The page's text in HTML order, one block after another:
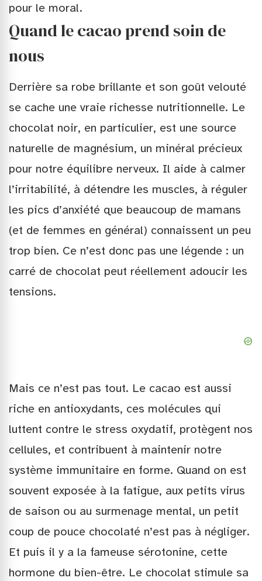
pour le moral.
Quand le cacao prend soin de
nous
Derrière sa robe brillante et son goût velouté
se cache une vraie richesse nutritionnelle. Le
chocolat noir, en particulier, est une source
naturelle de magnésium, un minéral précieux
pour notre équilibre nerveux. Il aide à calmer
l’irritabilité, à détendre les muscles, à réguler
les pics d’anxiété que beaucoup de mamans
(et de femmes en général) connaissent un peu
trop bien. Ce n’est donc pas une légende : un
carré de chocolat peut réellement adoucir les
tensions.
Mais ce n’est pas tout. Le cacao est aussi
riche en antioxydants, ces molécules qui
luttent contre le stress oxydatif, protègent nos
cellules, et contribuent à maintenir notre
système immunitaire en forme. Quand on est
souvent exposée à la fatigue, aux petits virus
de saison ou au surmenage mental, un petit
coup de pouce chocolaté n’est pas à négliger.
Et puis il y a la fameuse sérotonine, cette
hormone du bien-être. Le chocolat stimule sa